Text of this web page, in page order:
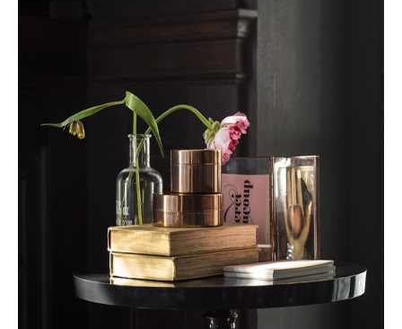
Haftalık E-Bülten
Moda dünyasında neler oluyor? Yeni
fikirler, öne çıkan koleksiyonlar, en
vogue trendler, ünlülerden güzelllik
sırları ve en popüler partilerden
haberdar olmak için haftalık e-
bültenimize kaydolun.